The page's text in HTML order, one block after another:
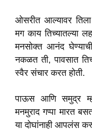
ओसरीत आल्यावर
मग काय तिच्यातल्या
मनसोक्त आनंद
नकळत ती, पावसात
स्वैर संचार करत होती.
पाऊस आणि समुद्र
मनमुराद गप्पा मारत
या दोघांनाही आपलंस